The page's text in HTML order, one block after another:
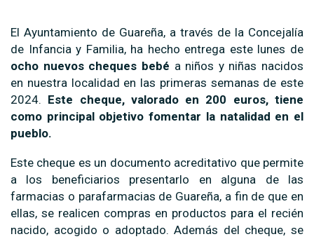
El Ayuntamiento de Guareña, a través de la Concejalía
de Infancia y Familia, ha hecho entrega este lunes de
ocho nuevos cheques bebé a niños y niñas nacidos
en nuestra localidad en las primeras semanas de este
2024. Este cheque, valorado en 200 euros, tiene
como principal objetivo fomentar la natalidad en el
pueblo.
Este cheque es un documento acreditativo que permite
a los beneficiarios presentarlo en alguna de las
farmacias o parafarmacias de Guareña, a fin de que en
ellas, se realicen compras en productos para el recién
nacido, acogido o adoptado. Además del cheque, se